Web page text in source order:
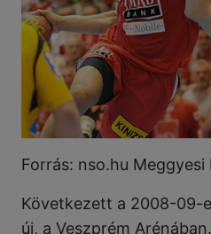
Forrás: nso.hu Meggyesi
Következett a 2008-09-
új, a Veszprém